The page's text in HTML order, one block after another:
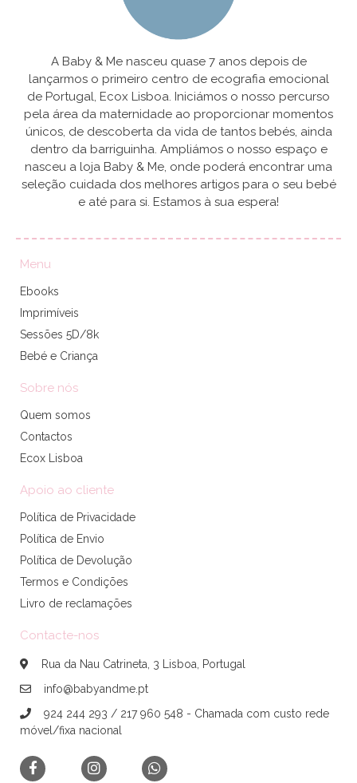
A Baby & Me nasceu quase 7 anos depois de
lançarmos o primeiro centro de ecografia emocional
de Portugal, Ecox Lisboa. Iniciámos o nosso percurso
pela área da maternidade ao proporcionar momentos
únicos, de descoberta da vida de tantos bebés, ainda
dentro da barriguinha. Ampliámos o nosso espaço e
nasceu a loja Baby & Me, onde poderá encontrar uma
seleção cuidada dos melhores artigos para o seu bebé
e até para si. Estamos à sua espera!
Menu
Ebooks
Imprimíveis
Sessões 5D/8k
Bebé e Criança
Sobre nós
Quem somos
Contactos
Ecox Lisboa
Apoio ao cliente
Política de Privacidade
Política de Envio
Política de Devolução
Termos e Condições
Livro de reclamações
Contacte-nos
Rua da Nau Catrineta, 3 Lisboa, Portugal
info@babyandme.pt
924 244 293 / 217 960 548 - Chamada com custo rede
móvel/fixa nacional